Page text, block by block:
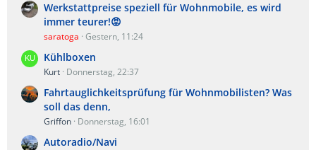
Werkstattpreise speziell für Wohnmobile, es wird
immer teurer!😡
saratoga Gestern, 11:24
Kühlboxen
Kurt Donnerstag, 22:37
Fahrtauglichkeitsprüfung für Wohnmobilisten? Was
soll das denn,
Griffon Donnerstag, 16:01
Autoradio/Navi